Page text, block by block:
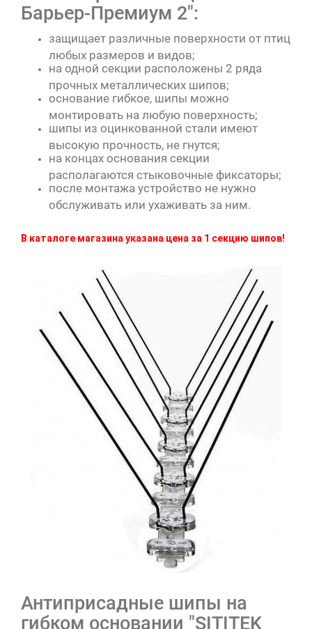
Барьер-Премиум 2":
защищает различные поверхности от птиц
любых размеров и видов;
на одной секции расположены 2 ряда
прочных металлических шипов;
основание гибкое, шипы можно
монтировать на любую поверхность;
шипы из оцинкованной стали имеют
высокую прочность, не гнутся;
на концах основания секции
располагаются стыковочные фиксаторы;
после монтажа устройство не нужно
обслуживать или ухаживать за ним.
В каталоге магазина указана цена за 1 секцию шипов!
Антиприсадные шипы на
гибком основании "SITITEK